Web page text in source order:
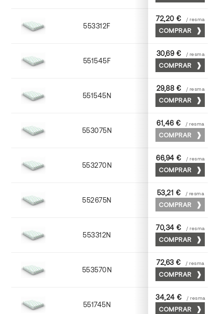
553312F 72 x 102
72,20 € / resma
COMPRAR
551545F 45 x 64
30,69 € / resma
COMPRAR
551545N 45 x 64
29,88 € / resma
COMPRAR
553075N 75 x 53
61,46 € / resma
COMPRAR
553270N 70 x 100
66,94 € / resma
COMPRAR
552675N 75 x 53
53,21 € / resma
COMPRAR
553312N 72 x 102
70,34 € / resma
COMPRAR
553570N 70 x 100
72,63 € / resma
COMPRAR
551745N 45 x 64
34,24 € / resma
COMPRAR